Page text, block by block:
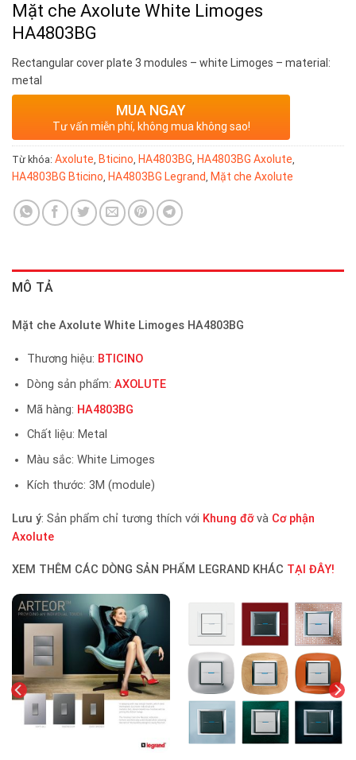
Mặt che Axolute White Limoges
HA4803BG
Rectangular cover plate 3 modules – white Limoges – material:
metal
MUA NGAY
Tư vấn miễn phí, không mua không sao!
Từ khóa: Axolute, Bticino, HA4803BG, HA4803BG Axolute,
HA4803BG Bticino, HA4803BG Legrand, Mặt che Axolute
MÔ TẢ
Mặt che Axolute White Limoges HA4803BG
Thương hiệu: BTICINO
Dòng sản phẩm: AXOLUTE
Mã hàng: HA4803BG
Chất liệu: Metal
Màu sắc: White Limoges
Kích thước: 3M (module)
Lưu ý: Sản phẩm chỉ tương thích với Khung đỡvà Cơ phận
Axolute
XEM THÊM CÁC DÒNG SẢN PHẨM LEGRAND KHÁC TẠI ĐÂY!